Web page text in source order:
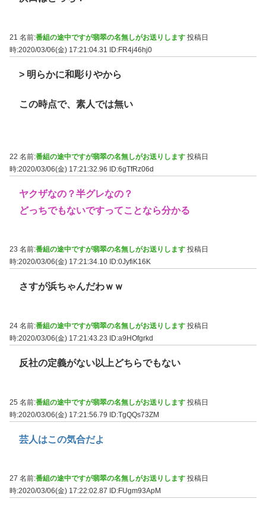
21 名前:番組の途中ですが翡翠の名無しがお送りします 投稿日
時:2020/03/06(金) 17:21:04.31 ID:FR4j46hj0
> 明らかに和彫りやから
この時点で、素人では無い
22 名前:番組の途中ですが翡翠の名無しがお送りします 投稿日
時:2020/03/06(金) 17:21:32.96 ID:6gTfRz06d
ヤクザなの？半グレなの？
どっちでもないですってことなら分かる
23 名前:番組の途中ですが翡翠の名無しがお送りします 投稿日
時:2020/03/06(金) 17:21:34.10 ID:0JyfiK16K
さすが浜ちゃんだわｗｗ
24 名前:番組の途中ですが翡翠の名無しがお送りします 投稿日
時:2020/03/06(金) 17:21:43.23
ID:a9HOfgrkd
反社の定義がない以上どちらでもない
25 名前:番組の途中ですが翡翠の名無しがお送りします 投稿日
時:2020/03/06(金) 17:21:56.79 ID:TgQQs73ZM
芸人はこの気合だよ
27 名前:番組の途中ですが翡翠の名無しがお送りします 投稿日
時:2020/03/06(金) 17:22:02.87
ID:FUgm93ApM